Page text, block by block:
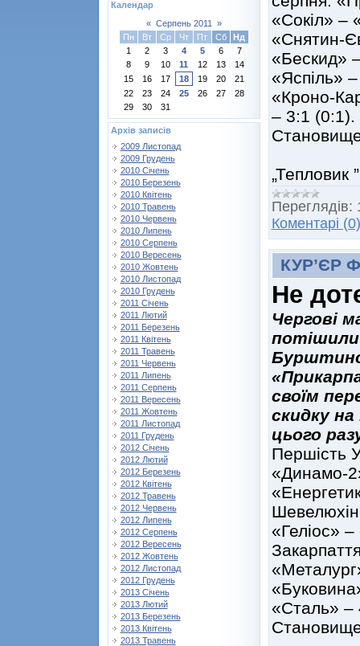
Календар
« Серпень 2011
»
Пн
Вт Ср Чт Пт Сб
Нд
1
2 3 4 5 6
7
8
9 10 11 12 13
14
15
16 17 18 19 20
21
22
23 24 25 26 27
28
29
30 31
Архів записів
2009 Листопад
2009 Грудень
2010 Січень
2010 Березень
2010 Квітень
2010 Травень
2010 Червень
2010 Липень
2010 Серпень
2010 Вересень
2010 Жовтень
2010 Листопад
2010 Грудень
2011 Січень
2011 Лютий
2011 Березень
2011 Квітень
2011 Травень
2011 Червень
2011 Липень
2011 Серпень
2011 Вересень
2011 Жовтень
2011 Листопад
2011 Грудень
2012 Січень
2012 Лютий
2012 Березень
2012 Квітень
2012 Травень
2012 Червень
2012 Липень
2012 Серпень
2012 Вересень
2012 Жовтень
2012 Листопад
2012 Грудень
2013 Січень
2013 Лютий
2013 Березень
2013 Квітень
2013 Травень
«Сокіл» –
«Снятин-
«Бескид»
«Яспіль»
«Кроно-
– 3:1 (0:1).
Переглядів:
Коментарі (0)
КУР’ЄР
Не
Чергові
потішили
своїм
скидку
цього
Першість
«Динамо-
«Геліос»
«Сталь» –